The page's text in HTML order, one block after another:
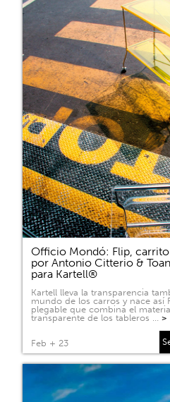
Officio Mondó: Flip,
por Antonio Citterio &
para Kartell®
Kartell lleva la transparencia
mundo de los carros y nace así
plegable que combina el
transparente de los tableros … >
Feb + 23